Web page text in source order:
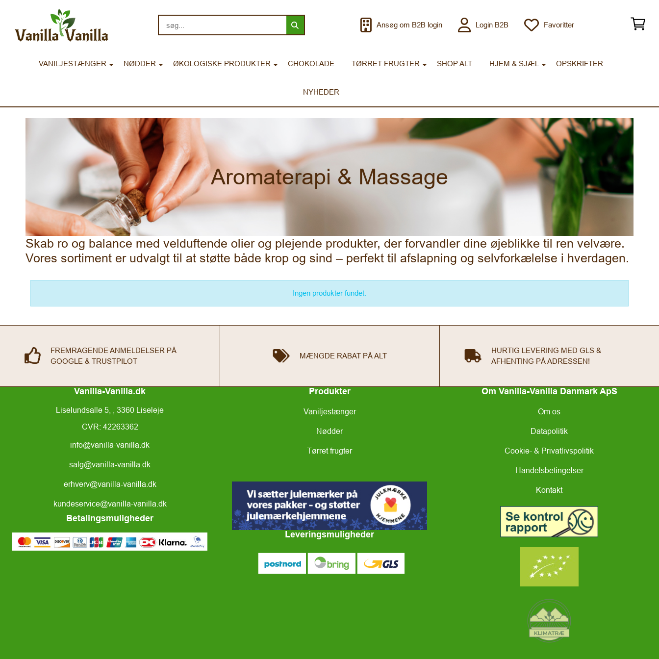
Ansøg om B2B login Login B2B Favoritter
VANILJESTÆNGER NØDDER ØKOLOGISKE PRODUKTER CHOKOLADE TØRRET FRUGTER SHOP ALT HJEM & SJÆL OPSKRIFTER
NYHEDER
Aromaterapi & Massage
Skab ro og balance med velduftende olier og plejende produkter, der forvandler dine øjeblikke til ren velvære.
Vores sortiment er udvalgt til at støtte både krop og sind – perfekt til afslapning og selvforkælelse i hverdagen.
Ingen produkter fundet.
FREMRAGENDE ANMELDELSER PÅ
GOOGLE & TRUSTPILOT
MÆNGDE RABAT PÅ ALT
HURTIG LEVERING MED GLS &
AFHENTING PÅ ADRESSEN!
Vanilla-Vanilla.dk
Liselundsalle 5, , 3360 Liseleje
CVR: 42263362
info@vanilla-vanilla.dk
salg@vanilla-vanilla.dk
erhverv@vanilla-vanilla.dk
kundeservice@vanilla-vanilla.dk
Betalingsmuligheder
Produkter
Vaniljestænger
Nødder
Tørret frugter
Leveringsmuligheder
Om Vanilla-Vanilla Danmark ApS
Om os
Datapolitik
Cookie- & Privatlivspolitik
Handelsbetingelser
Kontakt